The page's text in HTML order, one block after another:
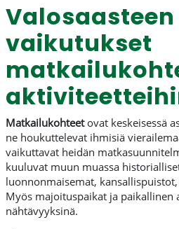
Valosaasteen
vaikutukset
Matkailukohteetovat keskeisessä
ne houkuttelevat ihmisiä
vaikuttavat heidän
kuuluvat muun muassa
luonnonmaisemat,
Myös majoituspaikat ja
nähtävyyksinä.